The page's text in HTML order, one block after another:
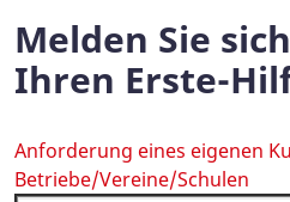
Melden Sie
Ihren Erste-
Anforderung eines eigenen
Betriebe/Vereine/Schulen